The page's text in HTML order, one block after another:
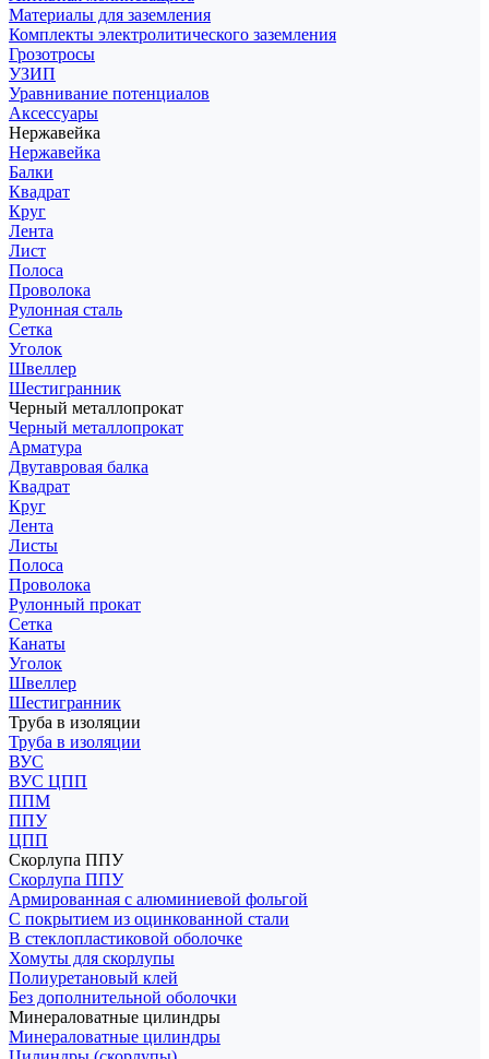
Материалы для заземления
Комплекты электролитического заземления
Грозотросы
УЗИП
Уравнивание потенциалов
Аксессуары
Нержавейка
Нержавейка
Балки
Квадрат
Круг
Лента
Лист
Полоса
Проволока
Рулонная сталь
Сетка
Уголок
Швеллер
Шестигранник
Черный металлопрокат
Черный металлопрокат
Арматура
Двутавровая балка
Квадрат
Круг
Лента
Листы
Полоса
Проволока
Рулонный прокат
Сетка
Канаты
Уголок
Швеллер
Шестигранник
Труба в изоляции
Труба в изоляции
ВУС
ВУС ЦПП
ППМ
ППУ
ЦПП
Скорлупа ППУ
Скорлупа ППУ
Армированная с алюминиевой фольгой
С покрытием из оцинкованной стали
В стеклопластиковой оболочке
Хомуты для скорлупы
Полиуретановый клей
Без дополнительной оболочки
Минераловатные цилиндры
Минераловатные цилиндры